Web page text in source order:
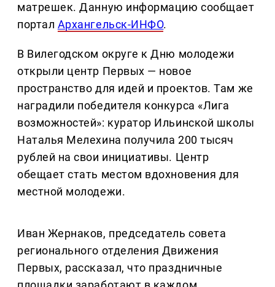
матрешек. Данную информацию сообщает
портал Архангельск-ИНФО.
В Вилегодском округе к Дню молодежи
открыли центр Первых — новое
пространство для идей и проектов. Там же
наградили победителя конкурса «Лига
возможностей»: куратор Ильинской школы
Наталья Мелехина получила 200 тысяч
рублей на свои инициативы. Центр
обещает стать местом вдохновения для
местной молодежи.
Иван Жернаков, председатель совета
регионального отделения Движения
Первых, рассказал, что праздничные